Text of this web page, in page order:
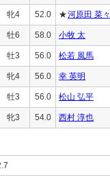
牝4 52.0 ★河原田 菜々
牡6 58.0 小牧 太
牡3 56.0 松若 風馬
牝4 56.0 幸 英明
牡3 56.0 松山 弘平
牝3 54.0 西村 淳也